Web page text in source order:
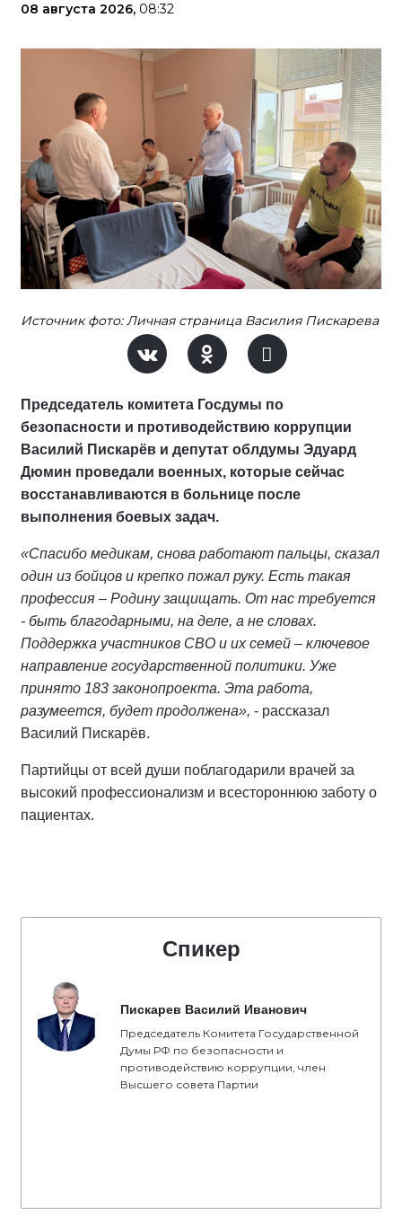
08 августа 2026, 08:32
Источник фото: Личная страница Василия Пискарева
Председатель комитета Госдумы по
безопасности и противодействию коррупции
Василий Пискарёв и депутат облдумы Эдуард
Дюмин проведали военных, которые сейчас
восстанавливаются в больнице после
выполнения боевых задач.
«Спасибо медикам, снова работают пальцы, сказал
один из бойцов и крепко пожал руку. Есть такая
профессия – Родину защищать. От нас требуется
- быть благодарными, на деле, а не словах.
Поддержка участников СВО и их семей – ключевое
направление государственной политики. Уже
принято 183 законопроекта. Эта работа,
разумеется, будет продолжена», - рассказал
Василий Пискарёв.
Партийцы от всей души поблагодарили врачей за
высокий профессионализм и всестороннюю заботу о
пациентах.
Спикер
Пискарев Василий Иванович
Председатель Комитета Государственной
Думы РФ по безопасности и
противодействию коррупции, член
Высшего совета Партии